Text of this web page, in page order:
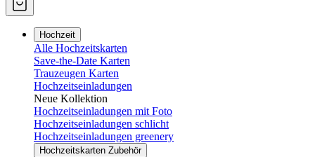
Hochzeit
Alle Hochzeitskarten
Save-the-Date Karten
Trauzeugen Karten
Hochzeitseinladungen
Neue Kollektion
Hochzeitseinladungen mit Foto
Hochzeitseinladungen schlicht
Hochzeitseinladungen greenery
Hochzeitskarten Zubehör